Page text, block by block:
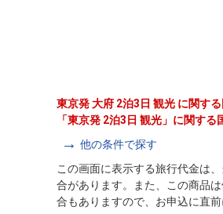
東京発 大府 2泊3日 観光 に関す
「東京発 2泊3日 観光」に関す
他の条件で探す
この画面に表示する旅行代金は
合があります。また、この商品
合もありますので、お申込に直